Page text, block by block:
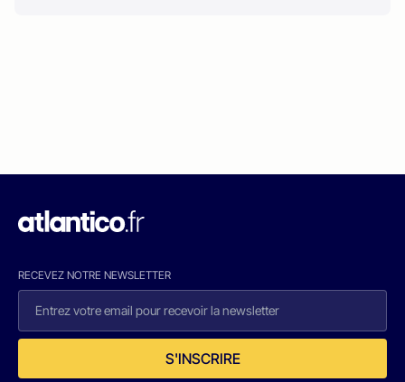
RECEVEZ NOTRE NEWSLETTER
S'INSCRIRE